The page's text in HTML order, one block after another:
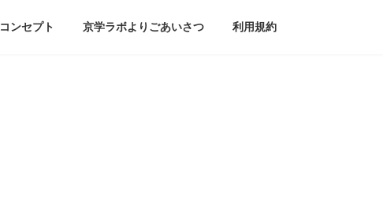
コンセプト 京学ラボよりごあいさつ 利用規約